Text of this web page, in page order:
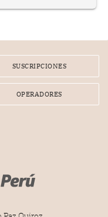
and greet con
SUSCRIPCIONES
OPERADORES